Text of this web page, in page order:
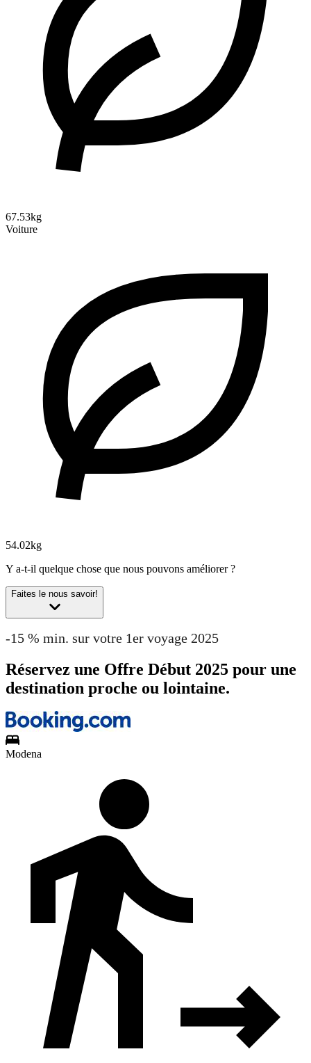
67.53kg
Voiture
54.02kg
Y a-t-il quelque chose que nous pouvons améliorer ?
Faites le nous savoir!
-15 % min. sur votre 1er voyage 2025
Réservez une Offre Début 2025 pour une
destination proche ou lointaine.
Modena